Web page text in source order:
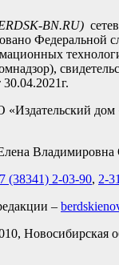
BN.RU)
Федеральной
дом
Владимировна
(38341) 2-03-90, 2-
–
Новосибирская